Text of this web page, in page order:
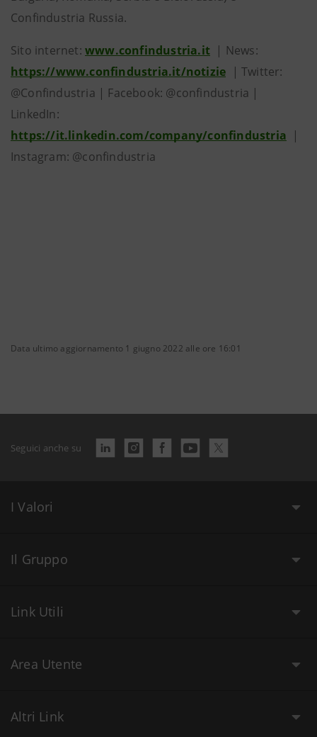
Confindustria Russia.
Sito internet: www.confindustria.it | News:
https://www.confindustria.it/notizie | Twitter:
@Confindustria | Facebook: @confindustria |
LinkedIn:
https://it.linkedin.com/company/confindustria |
Instagram: @confindustria
Data ultimo aggiornamento 1 giugno 2022 alle ore 16:01
Seguici anche su
I Valori
Il Gruppo
Link Utili
Area Utente
Altri Link